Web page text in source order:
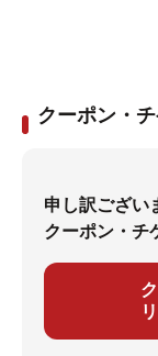
クーポン・
申し訳ござい
クーポン・チ